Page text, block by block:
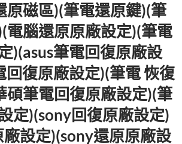
原磁區)(筆電還原鍵)(筆
電腦還原原廠設定)(筆電
)(asus筆電回復原廠設
回復原廠設定)(筆電 恢復
碩筆電回復原廠設定)(筆
定)(sony回復原廠設定)
設定)(sony還原原廠設